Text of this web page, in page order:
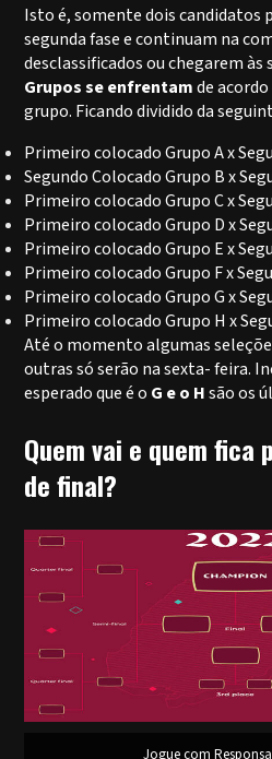
Isto é, somente dois candidatos
segunda fase e continuam na
desclassificados ou chegarem às
Grupos se enfrentamde
grupo. Ficando dividido da
Primeiro colocado Grupo A x
Segundo Colocado Grupo B x
Primeiro colocado Grupo C x
Primeiro colocado Grupo D x
Primeiro colocado Grupo E x
Primeiro colocado Grupo F x
Primeiro colocado Grupo G x
Primeiro colocado Grupo H x
Até o momento algumas
outras só serão na sexta- feira.
esperado que é o G e o Hsão os
Quem vai e quem fica
de final?
Jogue com